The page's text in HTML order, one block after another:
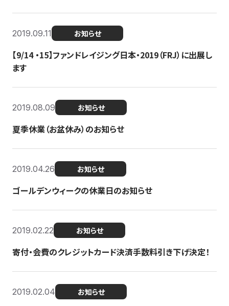
2019.09.11 お知らせ
【9/14 ・15】ファンドレイジング日本・2019（FRJ）に出展し
ます
2019.08.09 お知らせ
夏季休業（お盆休み）のお知らせ
2019.04.26 お知らせ
ゴールデンウィークの休業日のお知らせ
2019.02.22 お知らせ
寄付・会費のクレジットカード決済手数料引き下げ決定！
2019.02.04 お知らせ